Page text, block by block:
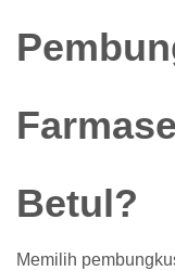
Betul?
Memilih